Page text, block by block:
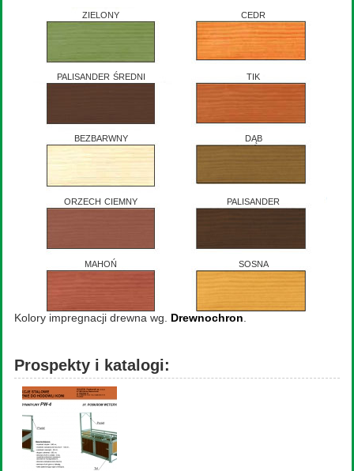
zielony
palisander średni
bezbarwny
orzech ciemny
mahoń
cedr
tik
dąb
palisander
sosna
Kolory impregnacji drewna wg. Drewnochron
Prospekty i katalogi: